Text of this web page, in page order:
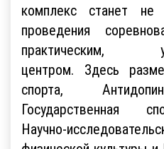
комплекс станет
проведения
практическим,
центром. Здесь
спорта,
Государственная
Научно-